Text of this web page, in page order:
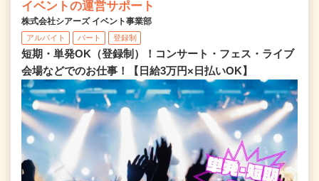
イベントの運営サポート
株式会社シアーズ イベント事業部
アルバイト パート 登録制
短期・単発OK（登録制）！コンサート・フェス・ライブ
会場などでのお仕事！【日給3万円×日払いOK】